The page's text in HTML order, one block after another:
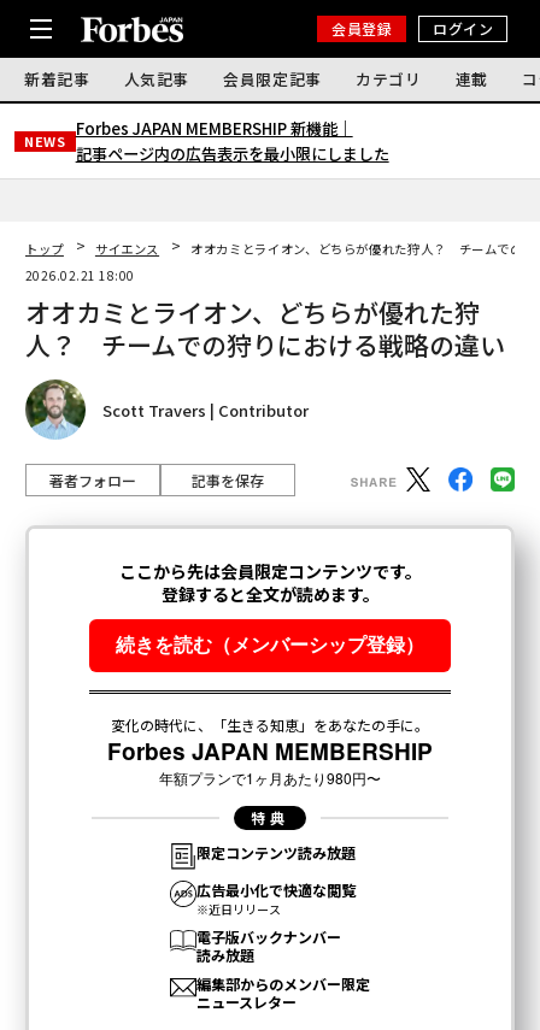
会員登録 ログイン
新着記事 人気記事 会員限定記事 カテゴリ 連載
NEWS
Forbes JAPAN MEMBERSHIP 新機能｜
記事ページ内の広告表示を最小限にしました
トップ サイエンス
オオカミとライオン、どちらが優れた狩人？ チームでの狩
2026.02.21 18:00
オオカミとライオン、どちらが優れた狩
人？ チームでの狩りにおける戦略の違い
Scott Travers | Contributor
著者フォロー 記事を保存